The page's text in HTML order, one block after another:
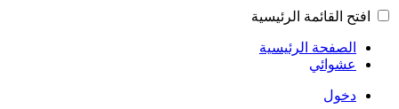
افتح القائمة الرئيسية
الصفحة الرئيسية
عشوائي
دخول